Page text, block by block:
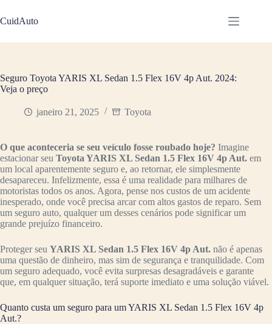
para
o
CuidAuto
Seguro Toyota YARIS XL Sedan 1.5 Flex 16V 4p Aut. 2024:
Veja o preço
janeiro 21, 2025 Toyota
O que aconteceria se seu veículo fosse roubado hoje? Imagine
estacionar seu Toyota YARIS XL Sedan 1.5 Flex 16V 4p Aut. em
um local aparentemente seguro e, ao retornar, ele simplesmente
desapareceu. Infelizmente, essa é uma realidade para milhares de
motoristas todos os anos. Agora, pense nos custos de um acidente
inesperado, onde você precisa arcar com altos gastos de reparo. Sem
um seguro auto, qualquer um desses cenários pode significar um
grande prejuízo financeiro.
Proteger seu YARIS XL Sedan 1.5 Flex 16V 4p Aut. não é apenas
uma questão de dinheiro, mas sim de segurança e tranquilidade. Com
um seguro adequado, você evita surpresas desagradáveis e garante
que, em qualquer situação, terá suporte imediato e uma solução viável.
Quanto custa um seguro para um YARIS XL Sedan 1.5 Flex 16V 4p
Aut.?